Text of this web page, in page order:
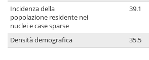
Incidenza della
popolazione residente nei
nuclei e case sparse
39.1
Densità demografica 35.5